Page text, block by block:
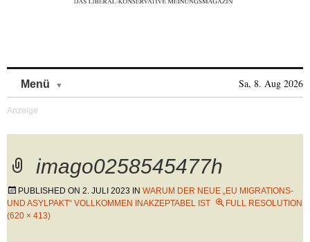
Menü Sa, 8. Aug 2026
imago0258545477h
PUBLISHED ON 2. JULI 2023 IN WARUM DER NEUE „EU MIGRATIONS-
UND ASYLPAKT“ VOLLKOMMEN INAKZEPTABEL IST
FULL RESOLUTION
(620 × 413)